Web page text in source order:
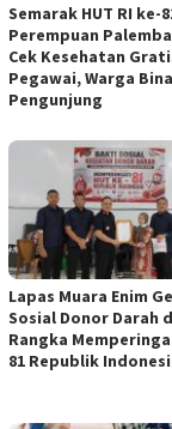
Semarak HUT RI ke-
Perempuan
Cek Kesehatan
Pegawai, Warga
Pengunjung
Lapas Muara Enim
Sosial Donor Darah
Rangka
81 Republik